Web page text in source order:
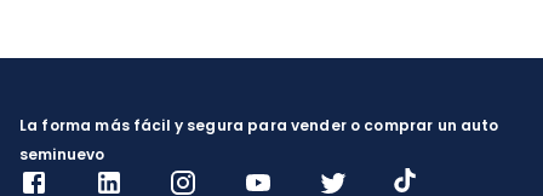
La forma más fácil y segura para vender o comprar un auto
seminuevo